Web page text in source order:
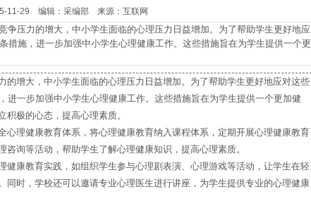
11-29 编辑：采编部 来源：互联网
压力的增大，中小学生面临的心理压力日益增加。为了帮助学生更好地应
措施，进一步加强中小学生心理健康工作。这些措施旨在为学生提供一个更
的增大，中小学生面临的心理压力日益增加。为了帮助学生更好地应对这些
进一步加强中小学生心理健康工作。这些措施旨在为学生提供一个更加健
积极的心态，提高心理素质。
心理健康教育体系，将心理健康教育纳入课程体系，定期开展心理健康教育
咨询等活动，帮助学生了解心理健康知识，提高心理素质。
健康教育实践，如组织学生参与心理剧表演、心理游戏等活动，让学生在轻
同时，学校还可以邀请专业心理医生进行讲座，为学生提供专业的心理健康